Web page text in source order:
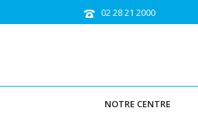
02 28 21 2000
NOTRE CENTRE